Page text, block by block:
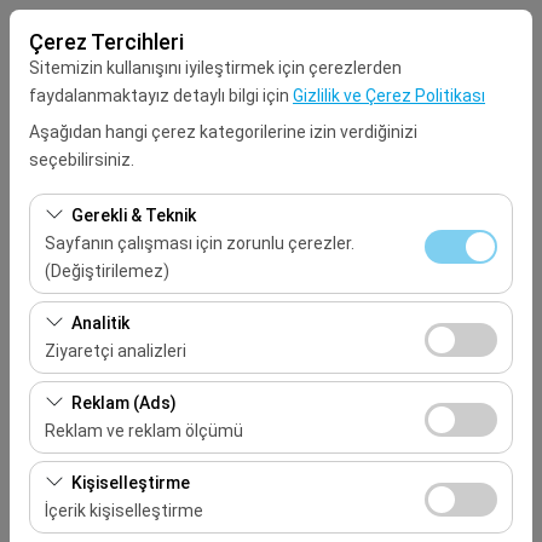
Çerez Tercihleri
Sitemizin kullanışını iyileştirmek için çerezlerden
faydalanmaktayız detaylı bilgi için Gizlilik ve Çerez Politikası
Aşağıdan hangi çerez kategorilerine izin verdiğinizi
seçebilirsiniz.
Gerekli & Teknik
Sayfanın çalışması için zorunlu çerezler.
(Değiştirilemez)
Bu çerezler sitenin doğru şekilde çalışması, güvenlik,
oturum yönetimi ve temel işlevler için gereklidir. Devre
dışı bırakılamaz.
Analitik
Ziyaretçi analizleri
Bu çerezler, sitemizin nasıl kullanıldığını (ziyaretçi sayısı,
en çok ziyaret edilen sayfalar, kullanıcı davranışları)
analiz etmemizi sağlar. Bu veriler, web sitesi
performansını ölçmek ve kullanıcı deneyimini sürekli
iyileştirmek için kullanılır.
Reklam (Ads)
Reklam ve reklam ölçümü
Bu çerezler, size ilgi alanlarınıza uygun kişiselleştirilmiş
reklamlar göstermemize ve reklam kampanyalarımızın
etkinliğini (gösterim sayısı, tıklama oranı) ölçmemize
Kişiselleştirme
İçerik kişiselleştirme
Seçiniz
Alış Tarih & Saat
Bırakış Tarih & Saat